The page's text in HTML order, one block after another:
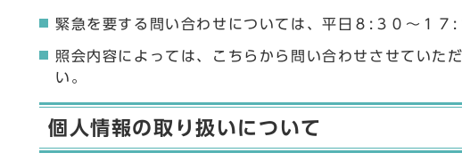
緊急を要する問い合わせについては、平日８:３０〜１７:
照会内容によっては、こちらから問い合わせさせていた
い。
個人情報の取り扱いについて